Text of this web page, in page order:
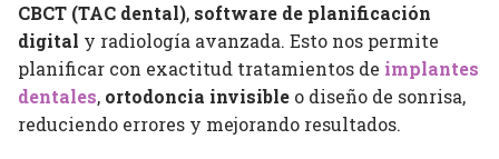
CBCT (TAC dental), software de planificación
digital y radiología avanzada. Esto nos permite
planificar con exactitud tratamientos de implantes
dentales, ortodoncia invisible o diseño de sonrisa,
reduciendo errores y mejorando resultados.